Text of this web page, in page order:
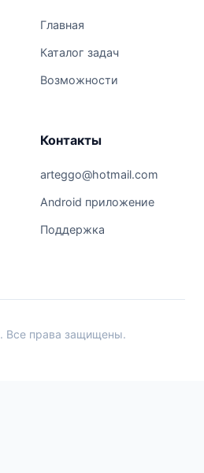
Главная
Каталог задач
Возможности
Контакты
arteggo@hotmail.com
Android приложение
Поддержка
. Все права защищены.